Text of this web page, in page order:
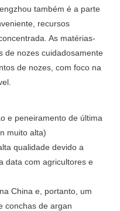
também é a parte
recursos
As matérias-
de nozes cuidadosamente
de nozes, com foco na
e peneiramento de última
muito alta)
qualidade devido a
data com agricultores e
China e, portanto, um
conchas de argan